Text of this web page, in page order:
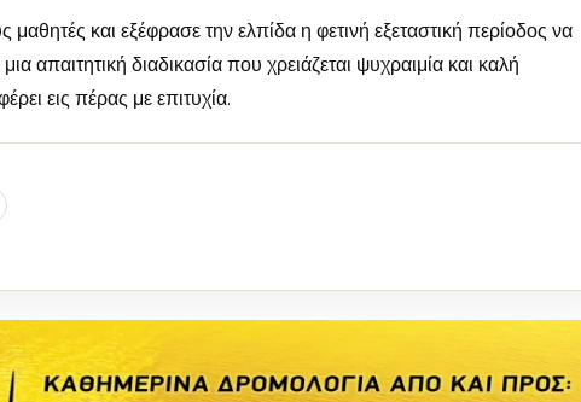
και εξέφρασε την ελπίδα η φετινή εξεταστική περίοδος να
απαιτητική διαδικασία που χρειάζεται ψυχραιμία και καλή
εις πέρας με επιτυχία.